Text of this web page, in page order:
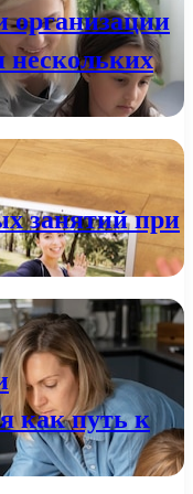
организации
нескольких
занятий при
как путь к